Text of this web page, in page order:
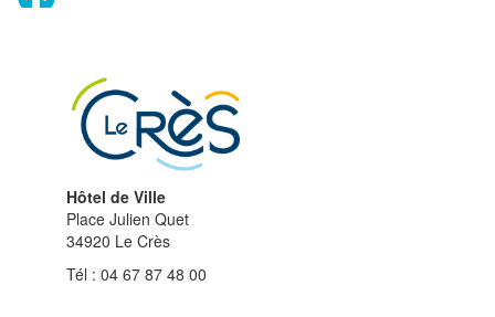
Hôtel de Ville
Place Julien Quet
34920 Le Crès
Tél : 04 67 87 48 00